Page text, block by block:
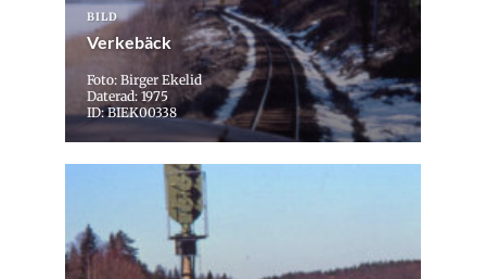
BILD
Verkebäck
Foto: Birger Ekelid
Daterad: 1975
ID: BIEK00338